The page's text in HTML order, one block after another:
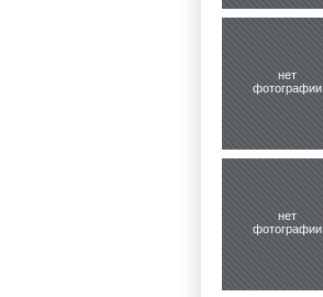
нет
фотографии
нет
фотографии